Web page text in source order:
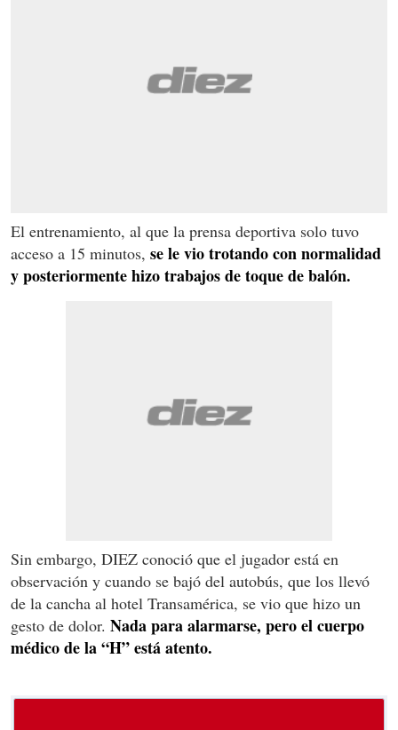
El entrenamiento, al que la prensa deportiva solo tuvo
acceso a 15 minutos, se le vio trotando con normalidad
y posteriormente hizo trabajos de toque de balón.
Sin embargo, DIEZ conoció que el jugador está en
observación y cuando se bajó del autobús, que los llevó
de la cancha al hotel Transamérica, se vio que hizo un
gesto de dolor. Nada para alarmarse, pero el cuerpo
médico de la “H” está atento.